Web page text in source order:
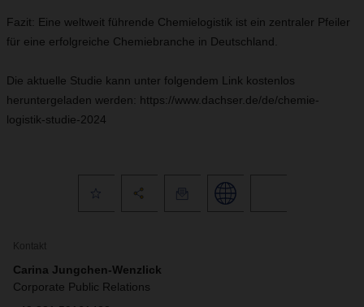
Fazit: Eine weltweit führende Chemielogistik ist ein zentraler Pfeiler
für eine erfolgreiche Chemiebranche in Deutschland.
Die aktuelle Studie kann unter folgendem Link kostenlos
heruntergeladen werden: https://www.dachser.de/de/chemie-
logistik-studie-2024
Kontakt
Carina Jungchen-Wenzlick
Corporate Public Relations